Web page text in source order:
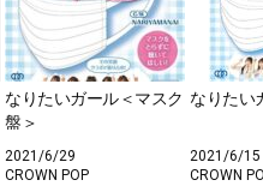
なりたいガール＜マスク
盤＞
2021/6/29
CROWN POP
なりたい
2021/6/15
CROWN